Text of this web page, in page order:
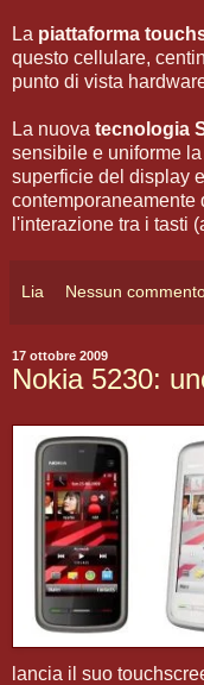
La piattaforma
questo cellulare,
punto di vista
La nuova tecnologia
sensibile e uniforme
superficie del display
contemporaneamente
l'interazione tra i tasti
Lia Nessun
17 ottobre 2009
Nokia 5230:
lancia il suo